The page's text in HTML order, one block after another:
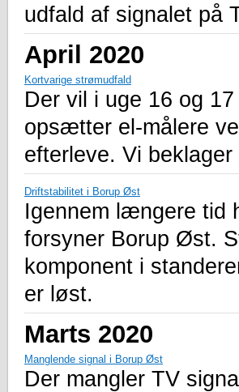
udfald af signalet på
April 2020
Kortvarige strømudfald
Der vil i uge 16 og
opsætter el-målere
efterleve. Vi
Driftstabilitet i Borup Øst
Igennem længere tid
forsyner Borup Øst.
komponent i
er løst.
Marts 2020
Manglende signal i Borup Øst
Der mangler TV